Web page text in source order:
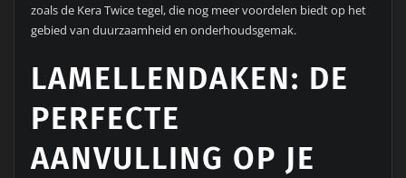
zoals de Kera Twice tegel, die nog meer voordelen biedt op het
gebied van duurzaamheid en onderhoudsgemak.
LAMELLENDAKEN: DE
PERFECTE
AANVULLING OP JE